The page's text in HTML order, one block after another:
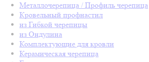
Металлочерепица / Профиль черепица
Кровельный профнастил
из Гибкой черепицы
из Ондулина
Комплектующие для кровли
Керамическая черепица